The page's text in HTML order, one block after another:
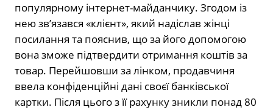
популярному інтернет-майданчику. Згодом із
нею зв’язався «клієнт», який надіслав жінці
посилання та пояснив, що за його допомогою
вона зможе підтвердити отримання коштів за
товар. Перейшовши за лінком, продавчиня
ввела конфіденційні дані своєї банківської
картки. Після цього з її рахунку зникли понад 80